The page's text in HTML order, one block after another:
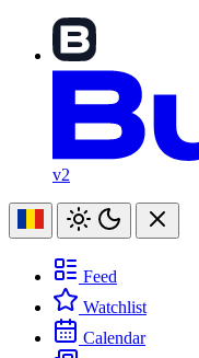
v2
Feed
Watchlist
Calendar